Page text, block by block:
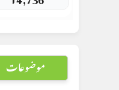
موضوعات